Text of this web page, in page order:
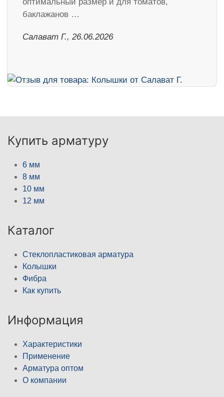
баклажанов …
Салават Г., 26.06.2026
Купить арматуру
6 мм
8 мм
10 мм
12 мм
Каталог
Стеклопластиковая арматура
Колышки
Фибра
Как купить
Информация
Характеристики
Применение
Арматура оптом
О компании